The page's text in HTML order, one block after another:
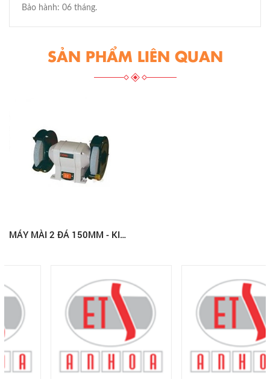
Bảo hành: 06 tháng.
SẢN PHẨM LIÊN QUAN
MÁY MÀI 2 ĐÁ 150MM - KING TONY